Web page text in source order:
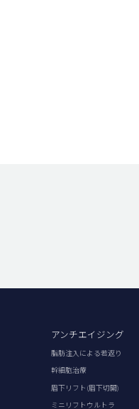
アンチエイジング
脂肪注入による若返り
幹細胞治療
眉下リフト(眉下切開)
ミニリフトウルトラ